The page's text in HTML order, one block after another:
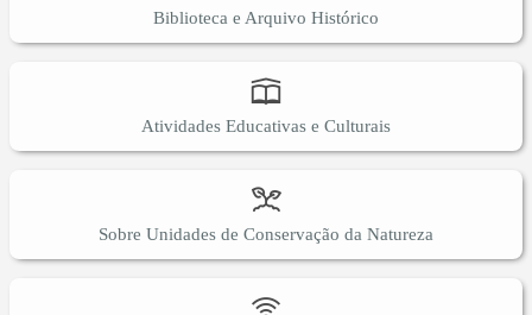
Biblioteca e Arquivo Histórico
Atividades Educativas e Culturais
Sobre Unidades de Conservação da Natureza